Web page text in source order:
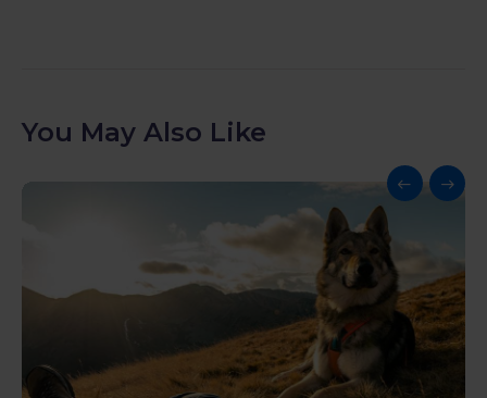
You May Also Like